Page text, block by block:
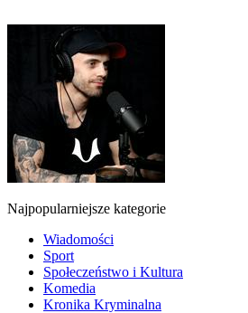
Najpopularniejsze kategorie
Wiadomości
Sport
Społeczeństwo i Kultura
Komedia
Kronika Kryminalna